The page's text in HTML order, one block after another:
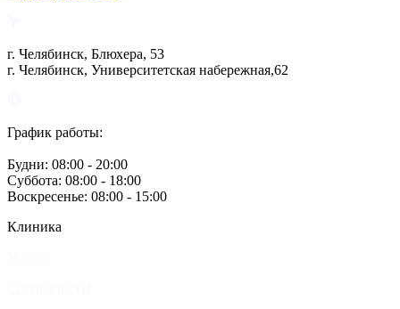
г. Челябинск, Блюхера, 53
г. Челябинск, Университетская набережная,62
График работы:
Будни: 08:00 - 20:00
Суббота: 08:00 - 18:00
Воскресенье: 08:00 - 15:00
Клиника